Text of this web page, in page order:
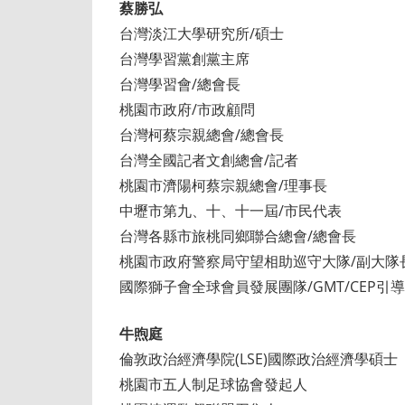
蔡勝弘
台灣淡江大學研究所/碩士
台灣學習黨創黨主席
台灣學習會/總會長
桃園市政府/市政顧問
台灣柯蔡宗親總會/總會長
台灣全國記者文創總會/記者
桃園市濟陽柯蔡宗親總會/理事長
中壢市第九、十、十一屆/市民代表
台灣各縣市旅桃同鄉聯合總會/總會長
桃園市政府警察局守望相助巡守大隊/副大隊
國際獅子會全球會員發展團隊/GMT/CEP引
牛煦庭
倫敦政治經濟學院(LSE)國際政治經濟學碩士
桃園市五人制足球協會發起人